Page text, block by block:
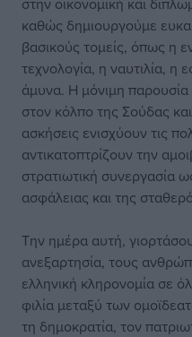
καθώς δημιουργούμε
βασικούς τομείς, όπως η
τεχνολογία, η ναυτιλία, η
άμυνα. Η μόνιμη
στον κόλπο της Σούδας και
ασκήσεις ενισχύουν τις
αντικατοπτρίζουν την
στρατιωτική συνεργασία
ασφάλειας και της
Την ημέρα αυτή,
ανεξαρτησία, τους
ελληνική κληρονομία σε
φιλία μεταξύ των
τη δημοκρατία, τον